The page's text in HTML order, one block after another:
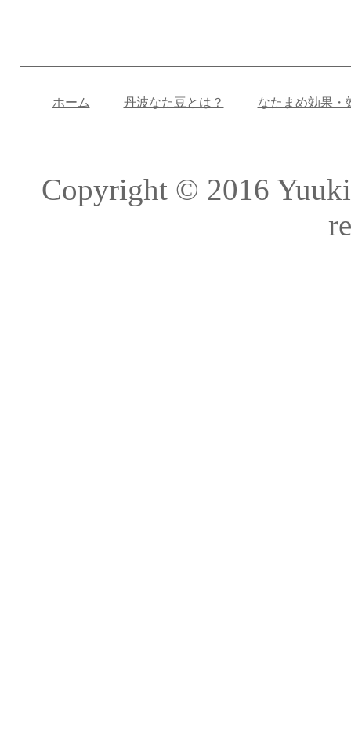
ホーム | 丹波なた豆とは？ | なたまめ効果・
Copyright © 2016